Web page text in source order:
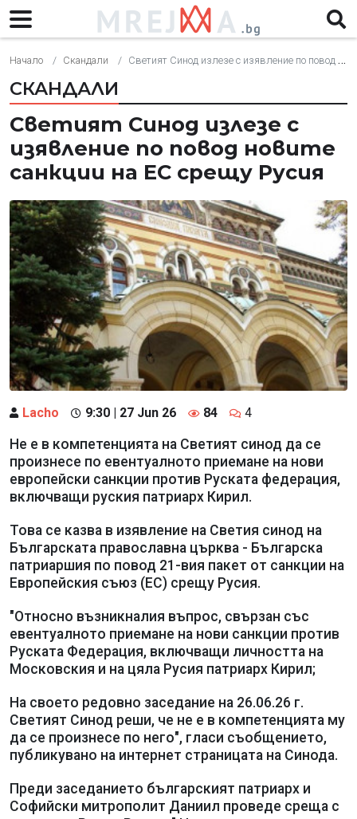
Начало Скандали Светият Синод излезе с изявление по повод новите санкции на ЕС срещу Русия
СКАНДАЛИ
Светият Синод излезе с
изявление по повод новите
санкции на ЕС срещу Русия
Lacho 9:30 | 27 Jun 26 84 4
Не е в компетенцията на Светият синод да се
произнесе по евентуалното приемане на нови
европейски санкции против Руската федерация,
включващи руския патриарх Кирил.
Това се казва в изявление на Светия синод на
Българската православна църква - Българска
патриаршия по повод 21-вия пакет от санкции на
Eвропейския съюз (ЕС) срещу Русия.
"Относно възникналия въпрос, свързан със
евентуалното приемане на нови санкции против
Руската Федерация, включващи личността на
Московския и на цяла Русия патриарх Кирил;
На своето редовно заседание на 26.06.26 г.
Светият Синод реши, че не е в компетенцията му
да се произнесе по него", гласи съобщението,
публикувано на интернет страницата на Синода.
Преди заседанието българският патриарх и
Софийски митрополит Даниил проведе среща с